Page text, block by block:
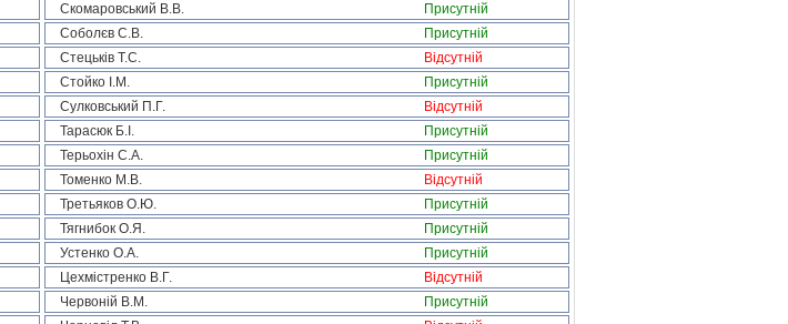
Скомаровський В.В.
Присутній
Соболєв С.В.
Присутній
Стецьків Т.С.
Відсутній
Стойко І.М.
Присутній
Сулковський П.Г.
Відсутній
Тарасюк Б.І.
Присутній
Терьохін С.А.
Присутній
Томенко М.В.
Відсутній
Третьяков О.Ю.
Присутній
Тягнибок О.Я.
Присутній
Устенко О.А.
Присутній
Цехмістренко В.Г.
Відсутній
Червоній В.М.
Присутній